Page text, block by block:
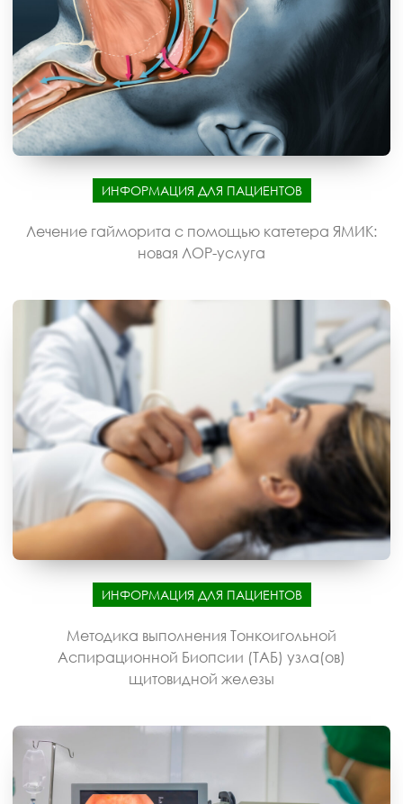
ИНФОРМАЦИЯ ДЛЯ ПАЦИЕНТОВ
Лечение гайморита с помощью катетера ЯМИК:
новая ЛОР-услуга
ИНФОРМАЦИЯ ДЛЯ ПАЦИЕНТОВ
Методика выполнения Тонкоигольной
Аспирационной Биопсии (ТАБ) узла(ов)
щитовидной железы